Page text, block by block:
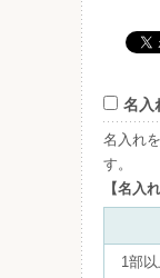
名入
名入れ
す。
【名入
1部